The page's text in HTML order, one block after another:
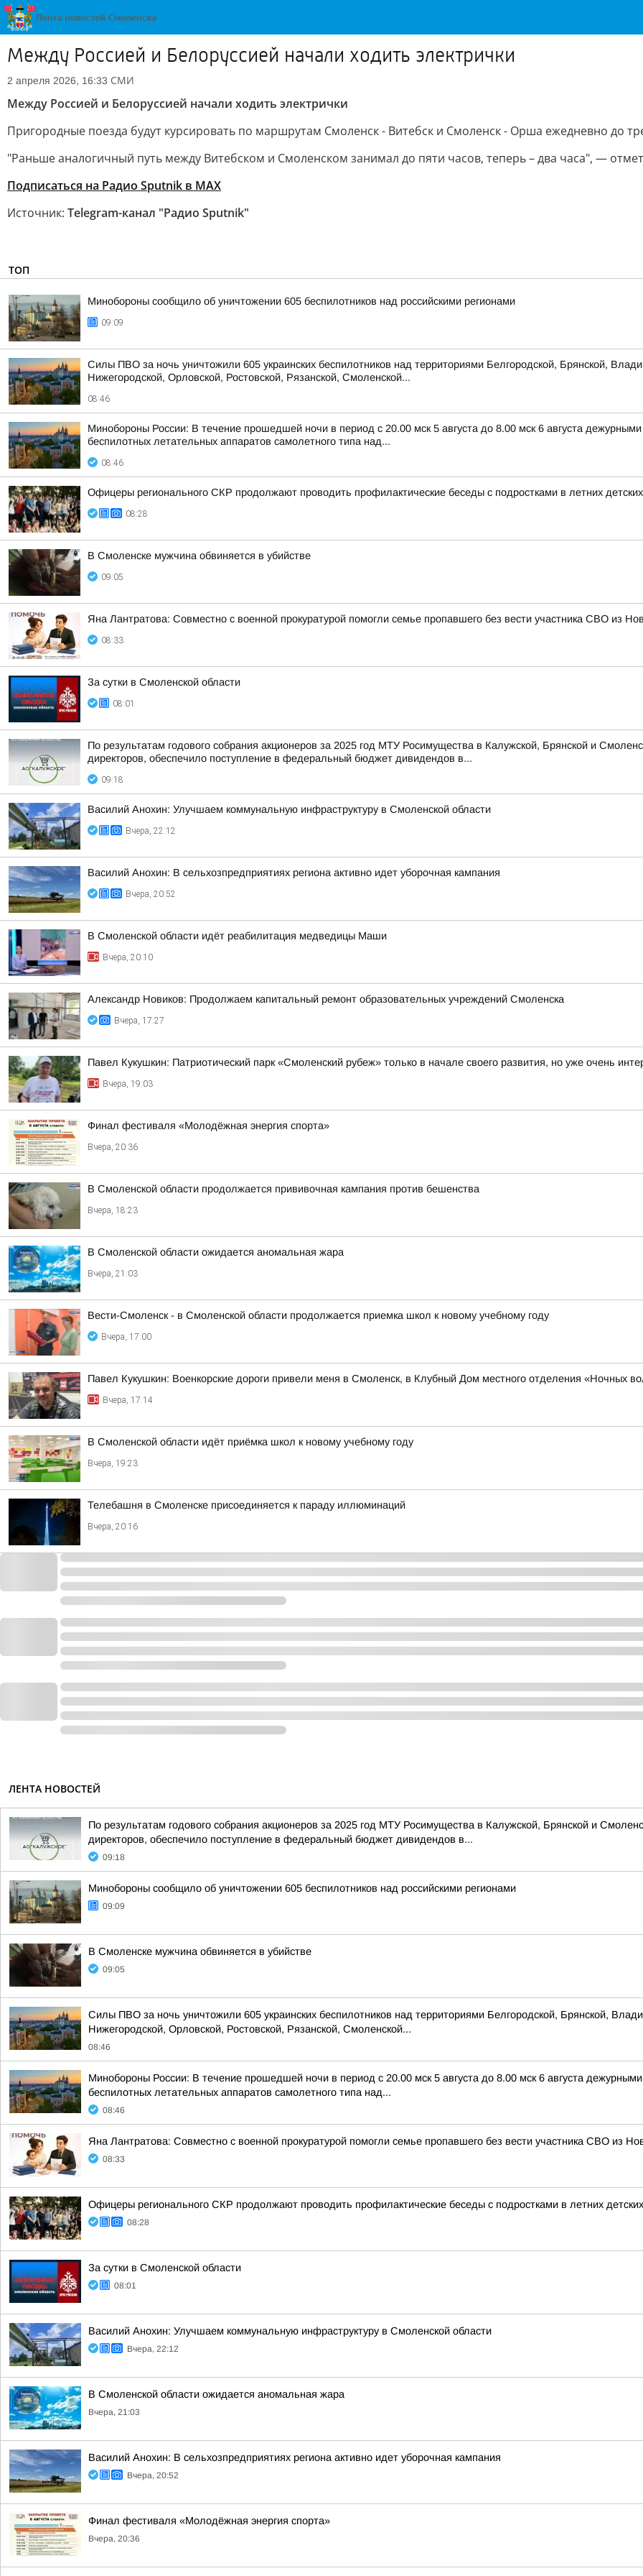
Между Россией и Белоруссией начали ходить электрички
2 апреля 2026, 16:33 СМИ
Между Россией и Белоруссией начали ходить электрички
Пригородные поезда будут курсировать по маршрутам Смоленск - Витебск и Смоленск - Орша ежедневно до
"Раньше аналогичный путь между Витебском и Смоленском занимал до пяти часов, теперь – два часа", —
Подписаться на Радио Sputnik в MAX
Источник: Telegram-канал "Радио Sputnik"
ТОП
Минобороны сообщило об уничтожении 605 беспилотников над российскими регионами
09:09
Силы ПВО за ночь уничтожили 605 украинских беспилотников над территориями Белгородской, Брянской,
Нижегородской, Орловской, Ростовской, Рязанской, Смоленской...
08:46
Минобороны России: В течение прошедшей ночи в период с 20.00 мск 5 августа до 8.00 мск 6 августа
беспилотных летательных аппаратов самолетного типа над...
08:46
Офицеры регионального СКР продолжают проводить профилактические беседы с подростками в летних
08:28
В Смоленске мужчина обвиняется в убийстве
09:05
Яна Лантратова: Совместно с военной прокуратурой помогли семье пропавшего без вести участника СВО из
08:33
За сутки в Смоленской области
08:01
По результатам годового собрания акционеров за 2025 год МТУ Росимущества в Калужской, Брянской и
директоров, обеспечило поступление в федеральный бюджет дивидендов в...
09:18
Василий Анохин: Улучшаем коммунальную инфраструктуру в Смоленской области
Вчера, 22:12
Василий Анохин: В сельхозпредприятиях региона активно идет уборочная кампания
Вчера, 20:52
В Смоленской области идёт реабилитация медведицы Маши
Вчера, 20:10
Александр Новиков: Продолжаем капитальный ремонт образовательных учреждений Смоленска
Вчера, 17:27
Павел Кукушкин: Патриотический парк «Смоленский рубеж» только в начале своего развития, но уже очень
Вчера, 19:03
Финал фестиваля «Молодёжная энергия спорта»
Вчера, 20:36
В Смоленской области продолжается прививочная кампания против бешенства
Вчера, 18:23
В Смоленской области ожидается аномальная жара
Вчера, 21:03
Вести-Смоленск - в Смоленской области продолжается приемка школ к новому учебному году
Вчера, 17:00
Павел Кукушкин: Военкорские дороги привели меня в Смоленск, в Клубный Дом местного отделения «Ночных
Вчера, 17:14
В Смоленской области идёт приёмка школ к новому учебному году
Вчера, 19:23
Телебашня в Смоленске присоединяется к параду иллюминаций
Вчера, 20:16
ЛЕНТА НОВОСТЕЙ
По результатам годового собрания акционеров за 2025 год МТУ Росимущества в Калужской, Брянской и
директоров, обеспечило поступление в федеральный бюджет дивидендов в...
09:18
Минобороны сообщило об уничтожении 605 беспилотников над российскими регионами
09:09
В Смоленске мужчина обвиняется в убийстве
09:05
Силы ПВО за ночь уничтожили 605 украинских беспилотников над территориями Белгородской, Брянской,
Нижегородской, Орловской, Ростовской, Рязанской, Смоленской...
08:46
Минобороны России: В течение прошедшей ночи в период с 20.00 мск 5 августа до 8.00 мск 6 августа
беспилотных летательных аппаратов самолетного типа над...
08:46
Яна Лантратова: Совместно с военной прокуратурой помогли семье пропавшего без вести участника СВО из
08:33
Офицеры регионального СКР продолжают проводить профилактические беседы с подростками в летних
08:28
За сутки в Смоленской области
08:01
Василий Анохин: Улучшаем коммунальную инфраструктуру в Смоленской области
Вчера, 22:12
В Смоленской области ожидается аномальная жара
Вчера, 21:03
Василий Анохин: В сельхозпредприятиях региона активно идет уборочная кампания
Вчера, 20:52
Финал фестиваля «Молодёжная энергия спорта»
Вчера, 20:36